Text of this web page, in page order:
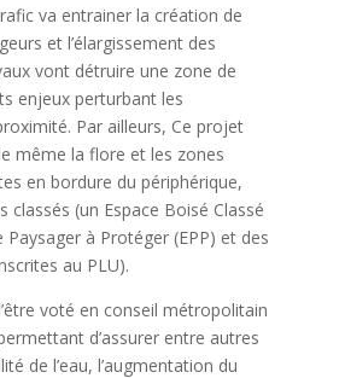
va entrainer la création de
et l’élargissement des
vont détruire une zone de
enjeux perturbant les
Par ailleurs, Ce projet
même la flore et les zones
en bordure du périphérique,
classés (un Espace Boisé Classé
Paysager à Protéger (EPP) et des
au PLU).
voté en conseil métropolitain
d’assurer entre autres
de l’eau, l’augmentation du